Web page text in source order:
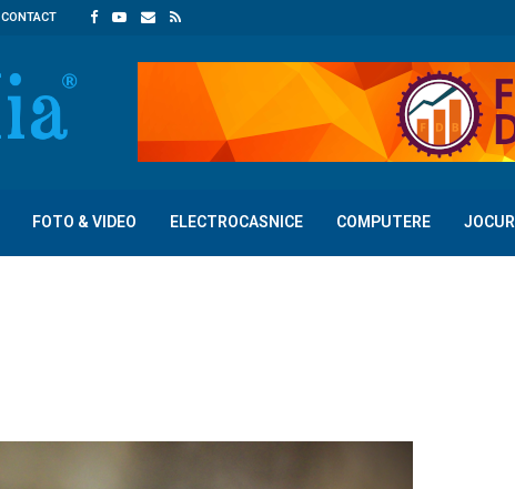
CONTACT
FOTO & VIDEO ELECTROCASNICE COMPUTERE JOCURI